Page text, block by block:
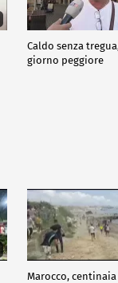
Caldo senza
giorno peggiore
Marocco,